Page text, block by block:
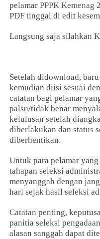
pelamarPPPK Kemenag
PDF tinggal di edit
Langsung saja silahkan
Setelah didownload,
kemudian diisi sesuai
catatan bagi pelamar
palsu/tidak benar
kelulusan setelah
diberlakukan dan status
diberhentikan.
Untuk para pelamar
tahapan seleksi
menyanggah dengan
hari sejak hasil seleksi
Catatan penting,
panitia seleksi
alasan sanggah dapat